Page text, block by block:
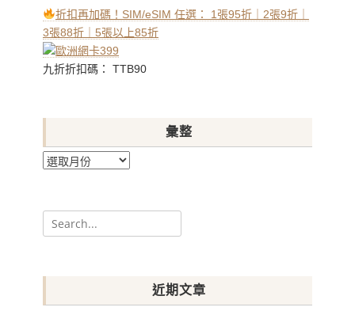
折扣再加碼！SIM/eSIM 任選： 1張95折｜2張9折｜
3張88折｜5張以上85折
九折折扣碼： TTB90
彙整
彙
Search
for:
近期文章